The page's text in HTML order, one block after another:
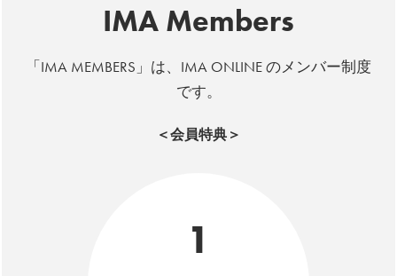
IMA Members
「IMA MEMBERS」は、IMA ONLINE のメンバー制度
です。
＜会員特典＞
1